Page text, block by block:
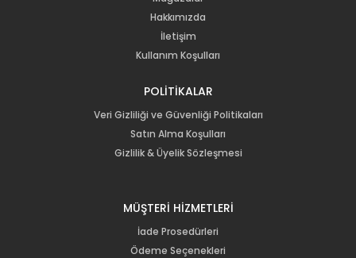
Hakkımızda
İletişim
Kullanım Koşulları
POLİTİKALAR
Veri Gizliliği ve Güvenliği Politikaları
Satın Alma Koşulları
Gizlilik & Üyelik Sözleşmesi
MÜŞTERİ HİZMETLERİ
İade Prosedürleri
Ödeme Seçenekleri